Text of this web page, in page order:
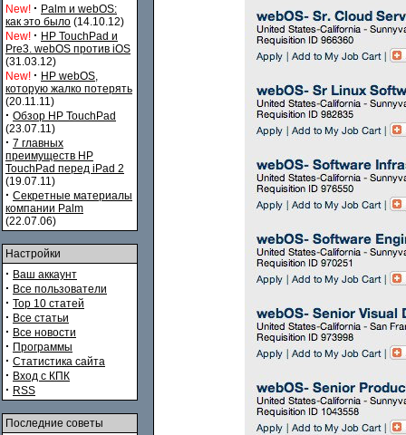
New! · Palm и webOS:
как это было (14.10.12)
New! · HP TouchPad и
Pre3. webOS против iOS
(31.03.12)
New! · HP webOS,
которую жалко потерять
(20.11.11)
· Обзор HP TouchPad
(23.07.11)
· 7 главных
преимуществ HP
TouchPad перед iPad 2
(19.07.11)
· Секретные материалы
компании Palm
(22.07.06)
Настройки
· Ваш аккаунт
· Все пользователи
· Top 10 статей
· Все статьи
· Все новости
· Программы
· Статистика сайта
· Вход с КПК
· RSS
Последние советы